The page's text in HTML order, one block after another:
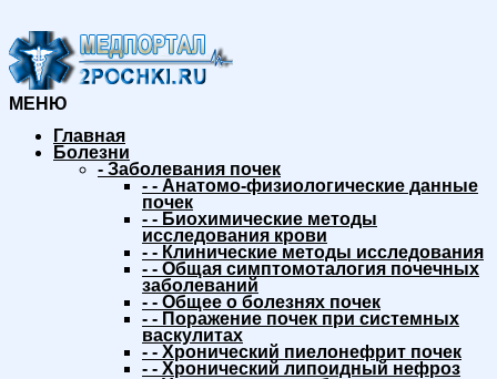
МЕНЮ
Главная
Болезни
- Заболевания почек
- - Анатомо-физиологические данные
почек
- - Биохимические методы
исследования крови
- - Клинические методы исследования
- - Общая симптомоталогия почечных
заболеваний
- - Общее о болезнях почек
- - Поражение почек при системных
васкулитах
- - Хронический пиелонефрит почек
- - Хронический липоидный нефроз